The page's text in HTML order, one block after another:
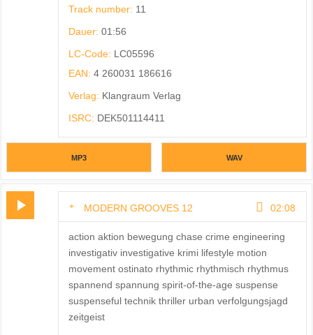
Track number: 11
Dauer: 01:56
LC-Code: LC05596
EAN: 4 260031 186616
Verlag: Klangraum Verlag
ISRC: DEK501114411
MP3 WAV
MODERN GROOVES 12 02:08
action aktion bewegung chase crime engineering
investigativ investigative krimi lifestyle motion
movement ostinato rhythmic rhythmisch rhythmus
spannend spannung spirit-of-the-age suspense
suspenseful technik thriller urban verfolgungsjagd
zeitgeist